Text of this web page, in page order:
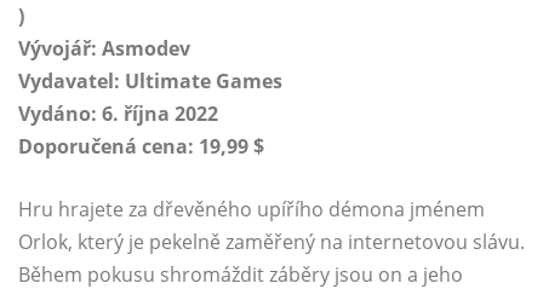
)
Vývojář: Asmodev
Vydavatel: Ultimate Games
Vydáno: 6. října 2022
Doporučená cena: 19,99 $
Hru hrajete za dřevěného upířího démona jménem
Orlok, který je pekelně zaměřený na internetovou slávu.
Během pokusu shromáždit záběry jsou on a jeho